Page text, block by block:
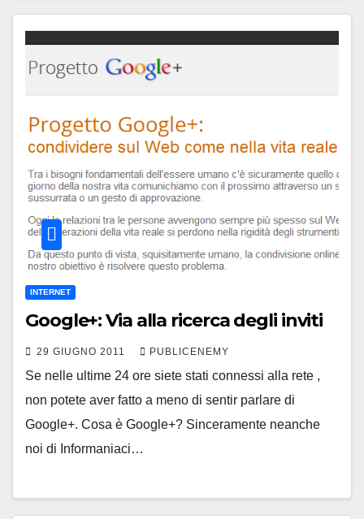
INTERNET
Google+: Via alla ricerca degli inviti
29 GIUGNO 2011 PUBLICENEMY
Se nelle ultime 24 ore siete stati connessi alla rete ,
non potete aver fatto a meno di sentir parlare di
Google+. Cosa è Google+? Sinceramente neanche
noi di Informaniaci…